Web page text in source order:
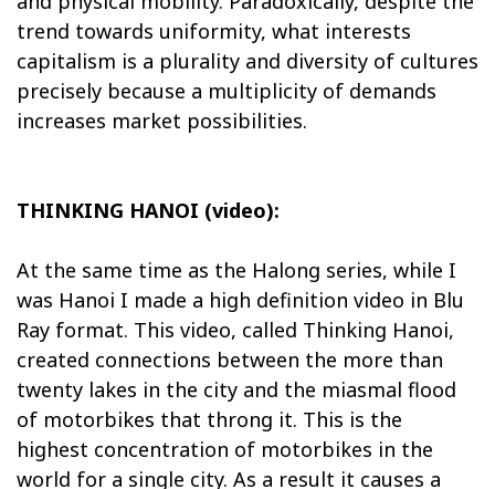
trend towards uniformity, what interests
capitalism is a plurality and diversity of cultures
precisely because a multiplicity of demands
increases market possibilities.
THINKING HANOI (video):
At the same time as the Halong series, while I
was Hanoi I made a high definition video in Blu
Ray format. This video, called Thinking Hanoi,
created connections between the more than
twenty lakes in the city and the miasmal flood
of motorbikes that throng it. This is the
highest concentration of motorbikes in the
world for a single city. As a result it causes a